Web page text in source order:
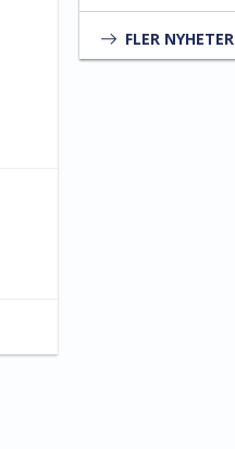
FLER NYHETER